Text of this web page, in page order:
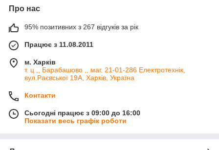
Про нас
95% позитивних з 267 відгуків за рік
Працює з 11.08.2011
м. Харків
т. ц ,, Барабашово ,, маг. 21-01-286 Електротехнік,
вул.Раєвської 19А, Харків, Україна
Контакти
Сьогодні працює з 09:00 до 16:00
Показати весь графік роботи